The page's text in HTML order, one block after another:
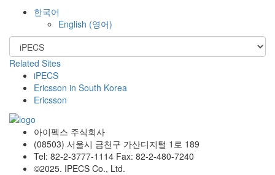
한국어
English (영어)
Related Sites
iPECS
Ericsson in South Korea
Ericsson
아이펙스 주식회사
(08503) 서울시 금천구 가산디지털 1로 189
Tel: 82-2-3777-1114 Fax: 82-2-480-7240
©2025. IPECS Co., Ltd.